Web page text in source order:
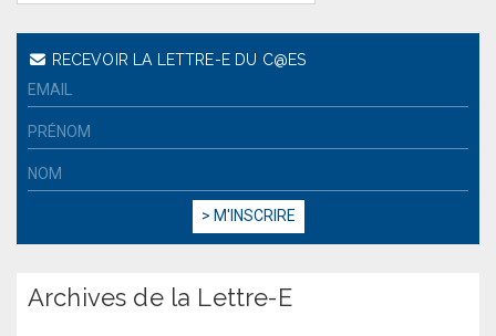
RECEVOIR LA LETTRE-E DU C@ES
Archives de la Lettre-E